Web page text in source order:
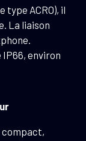
type ACRO), il
La liaison
environ
compact,